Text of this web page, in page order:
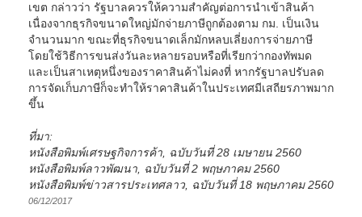
เขต กล่าวว่า รัฐบาลควรให้ความสำคัญต่อการนำเข้าสินค้า
เนื่องจากธุรกิจขนาดใหญ่มักจ่ายภาษีถูกต้องตาม กม. เป็นเงิน
จำนวนมาก ขณะที่ธุรกิจขนาดเล็กมักหลบเลี่ยงการจ่ายภาษี
โดยใช้วิธีการขนส่งวันละหลายรอบหรือที่เรียกว่ากองทัพมด
และเป็นสาเหตุหนึ่งของราคาสินค้าไม่คงที่ หากรัฐบาลปรับลด
การจัดเก็บภาษีก็จะทำให้ราคาสินค้าในประเทศมีเสถียรภาพมาก
ขึ้น
ที่มา:
หนังสือพิมพ์เศรษฐกิจการค้า, ฉบับวันที่ 28 เมษายน 2560
หนังสือพิมพ์ลาวพัฒนา, ฉบับวันที่ 2 พฤษภาคม 2560
หนังสือพิมพ์ข่าวสารประเทศลาว, ฉบับวันที่ 18 พฤษภาคม 2560
06/12/2017